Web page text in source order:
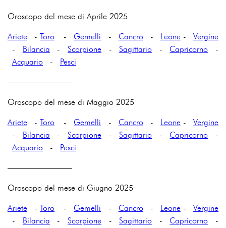
Oroscopo del mese di Aprile 2025
Ariete -Toro - Gemelli - Cancro- Leone-Vergine
-
Bilancia -Scorpione -Sagittario - Capricorno -
Acquario - Pesci
————————
Oroscopo del mese di Maggio 2025
Ariete -Toro - Gemelli - Cancro- Leone-Vergine
-
Bilancia -Scorpione -Sagittario - Capricorno -
Acquario - Pesci
————————
Oroscopo del mese di Giugno 2025
Ariete -Toro - Gemelli - Cancro- Leone-Vergine
-
Bilancia -Scorpione -Sagittario - Capricorno -